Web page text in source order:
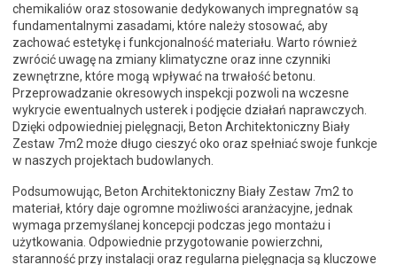
chemikaliów oraz stosowanie dedykowanych impregnatów są
fundamentalnymi zasadami, które należy stosować, aby
zachować estetykę i funkcjonalność materiału. Warto również
zwrócić uwagę na zmiany klimatyczne oraz inne czynniki
zewnętrzne, które mogą wpływać na trwałość betonu.
Przeprowadzanie okresowych inspekcji pozwoli na wczesne
wykrycie ewentualnych usterek i podjęcie działań naprawczych.
Dzięki odpowiedniej pielęgnacji, Beton Architektoniczny Biały
Zestaw 7m2 może długo cieszyć oko oraz spełniać swoje funkcje
w naszych projektach budowlanych.
Podsumowując, Beton Architektoniczny Biały Zestaw 7m2 to
materiał, który daje ogromne możliwości aranżacyjne, jednak
wymaga przemyślanej koncepcji podczas jego montażu i
użytkowania. Odpowiednie przygotowanie powierzchni,
staranność przy instalacji oraz regularna pielęgnacja są kluczowe